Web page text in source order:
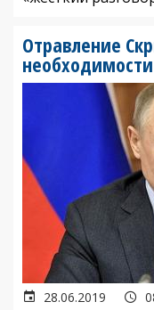
Отравление
28.06.2019